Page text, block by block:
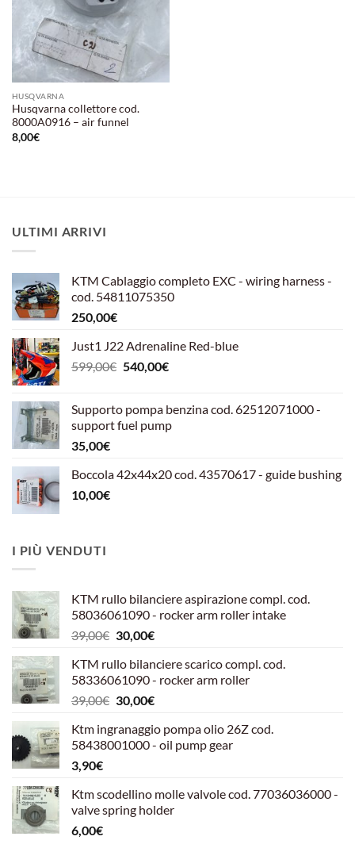
HUSQVARNA
Husqvarna collettore cod.
8000A0916 – air funnel
8,00€
ULTIMI ARRIVI
KTM Cablaggio completo EXC - wiring harness -
cod. 54811075350
250,00€
Just1 J22 Adrenaline Red-blue
599,00€ Il
era:
599,00€.
540,00€Il
è:
540,00€.
Supporto pompa benzina cod. 62512071000 -
support fuel pump
35,00€
Boccola 42x44x20 cod. 43570617 - guide bushing
10,00€
I PIÙ VENDUTI
KTM rullo bilanciere aspirazione compl. cod.
58036061090 - rocker arm roller intake
39,00€ Il
originale
era:
39,00€.
30,00€Il
attuale
è:
30,00€.
KTM rullo bilanciere scarico compl. cod.
58336061090 - rocker arm roller
39,00€ Il
originale
era:
30,00€Il
attuale
è:
Ktm ingranaggio pompa olio 26Z cod.
58438001000 - oil pump gear
3,90€
Ktm scodellino molle valvole cod. 77036036000 -
valve spring holder
6,00€